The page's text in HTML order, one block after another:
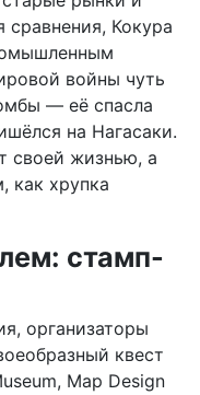
сравнения, Кокура
войны чуть
— её спасла
на Нагасаки.
своей жизнью, а
как хрупка
стамп-
организаторы
квест
Map Design